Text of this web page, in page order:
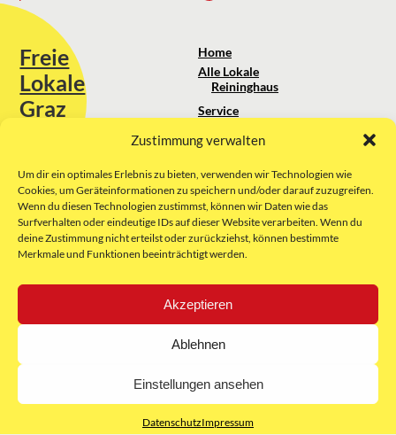
Zustimmung verwalten
Um dir ein optimales Erlebnis zu bieten, verwenden wir Technologien wie
Cookies, um Geräteinformationen zu speichern und/oder darauf zuzugreifen.
Wenn du diesen Technologien zustimmst, können wir Daten wie das
Surfverhalten oder eindeutige IDs auf dieser Website verarbeiten. Wenn du
deine Zustimmung nicht erteilst oder zurückziehst, können bestimmte
Merkmale und Funktionen beeinträchtigt werden.
Akzeptieren
Ablehnen
Einstellungen ansehen
DatenschutzImpressum
Freie
Lokale
Graz
Sie erreichen uns unter:
kontakt@freielokale-graz.at
Website by Rubikon Werbeagentur
GmbH
Home
Alle Lokale
Reininghaus
Service
Über uns
Impressum
AGB
Datenschutz
E-Mail